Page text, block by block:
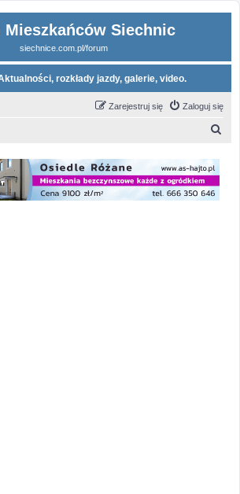
Mieszkańców Siechnic
siechnice.com.pl/forum
rozkłady jazdy, galerie, video.
Zaloguj się
Zarejestruj się